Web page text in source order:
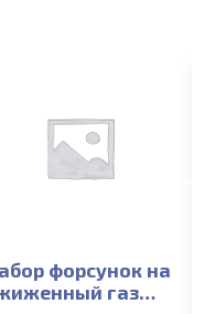
форсунок на
газ